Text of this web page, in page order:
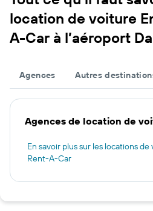
location de voiture
A-Car à l’aéroport
Agences Autres
Agences de location de
En savoir plus sur les locations
Rent-A-Car